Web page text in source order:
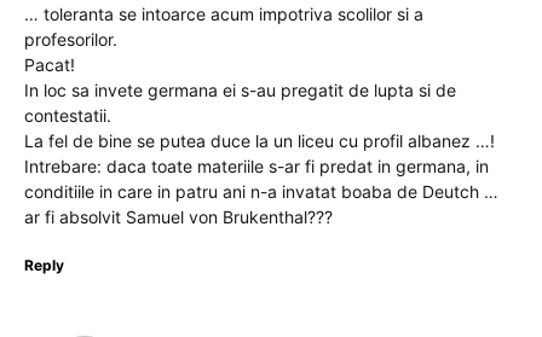
… toleranta se intoarce acum impotriva scolilor si a
profesorilor.
Pacat!
In loc sa invete germana ei s-au pregatit de lupta si de
contestatii.
La fel de bine se putea duce la un liceu cu profil albanez …!
Intrebare: daca toate materiile s-ar fi predat in germana, in
conditiile in care in patru ani n-a invatat boaba de Deutch …
ar fi absolvit Samuel von Brukenthal???
Reply